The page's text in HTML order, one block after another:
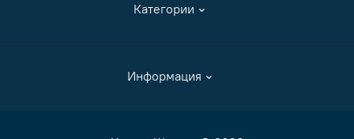
Категории
Аксессуары
Информация
Как сделать заказ